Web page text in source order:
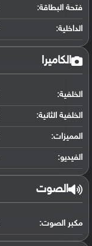
فتحة البطاقة:
الداخلية:
الكاميرا
الخلفية:
الخلفية الثانية:
المميزات:
الفيديو:
الصوت
مكبر الصوت: